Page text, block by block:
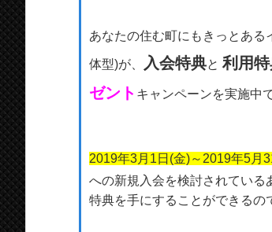
あなたの住む町にもきっとある
体型)が、 入会特典と利用
ゼント キャンペーンを実施中
2019年3月1日(金)～2019年5月
への新規入会を検討されている
特典を手にすることができるの